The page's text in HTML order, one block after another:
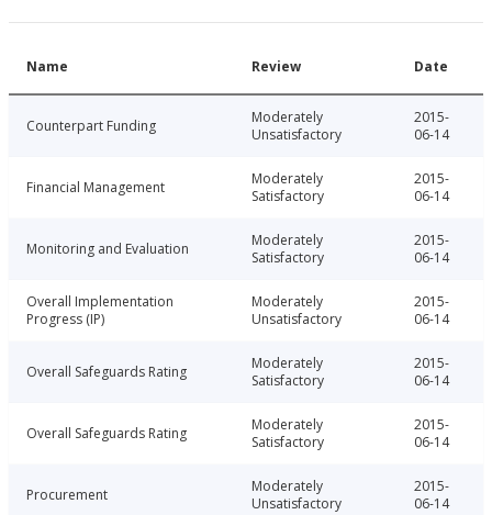
Name Review Date
Counterpart Funding
Moderately
Unsatisfactory
2015-
06-14
Financial Management
Moderately
Satisfactory
2015-
06-14
Monitoring and Evaluation
Moderately
Satisfactory
2015-
06-14
Overall Implementation
Progress (IP)
Moderately
Unsatisfactory
2015-
06-14
Overall Safeguards Rating
Moderately
Satisfactory
2015-
06-14
Overall Safeguards Rating
Moderately
Satisfactory
2015-
06-14
Procurement
Moderately
Unsatisfactory
2015-
06-14